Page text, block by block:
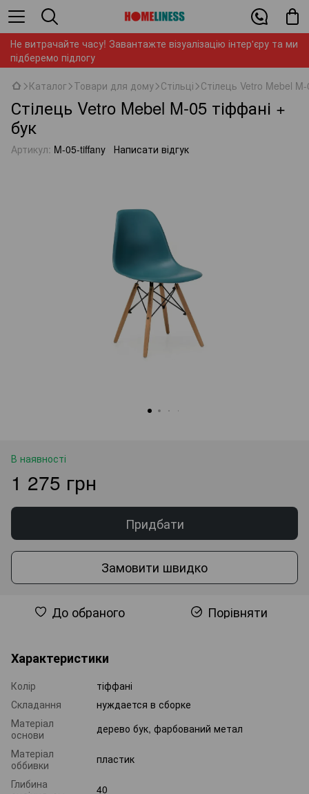
Не витрачайте часу! Завантажте візуалізацію інтер'єру та ми
підберемо підлогу
Каталог Товари для дому Стільці Стілець Vetro Mebel
Стілець Vetro Mebel M-05 тіффані +
бук
Артикул: M-05-tiffany Написати відгук
В наявності
1 275 грн
Придбати
Замовити швидко
До обраного Порівняти
Характеристики
Колір
тіффані
Складання
нуждается в сборке
Матеріал
основи
дерево бук, фарбований метал
Матеріал
оббивки
пластик
Глибина
40